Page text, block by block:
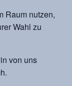
Raum nutzen,
Wahl zu
von uns